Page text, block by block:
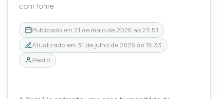
com fome
Publicado em 21 de maio de 2026 às 23:51
Atualizado em 31 de julho de 2026 às 19:33
Pedro